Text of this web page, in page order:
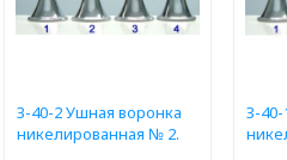
З-40-2 Ушная воронка
никелированная № 2.
З-